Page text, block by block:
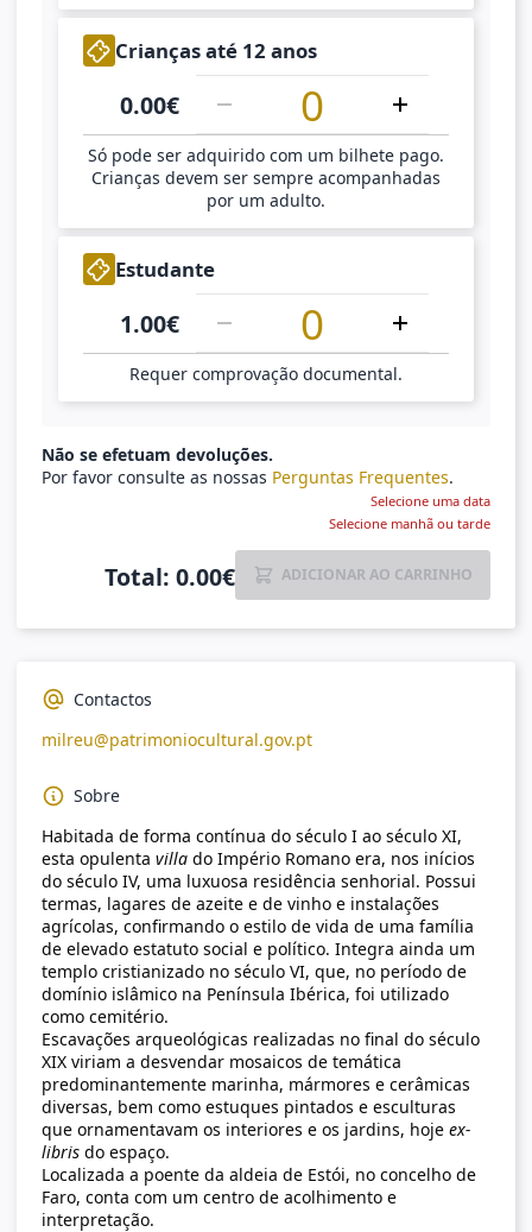
Crianças até 12 anos
0.00€
1
Só pode ser adquirido com um bilhete pago.
Crianças devem ser sempre acompanhadas
por um adulto.
Estudante
1.00€
Requer comprovação documental.
Não se efetuam devoluções.
Por favor consulte as nossas Perguntas Frequentes.
Selecione uma data
Selecione manhã ou tarde
Total:0.00€ ADICIONAR AO CARRINHO
Contactos
milreu@patrimoniocultural.gov.pt
Sobre
Habitada de forma contínua do século I ao século XI,
esta opulenta villa do Império Romano era, nos inícios
do século IV, uma luxuosa residência senhorial. Possui
termas, lagares de azeite e de vinho e instalações
agrícolas, confirmando o estilo de vida de uma família
de elevado estatuto social e político. Integra ainda um
templo cristianizado no século VI, que, no período de
domínio islâmico na Península Ibérica, foi utilizado
como cemitério.
Escavações arqueológicas realizadas no final do século
XIX viriam a desvendar mosaicos de temática
predominantemente marinha, mármores e cerâmicas
diversas, bem como estuques pintados e esculturas
que ornamentavam os interiores e os jardins, hoje ex-
libris do espaço.
Localizada a poente da aldeia de Estói, no concelho de
Faro, conta com um centro de acolhimento e
interpretação.